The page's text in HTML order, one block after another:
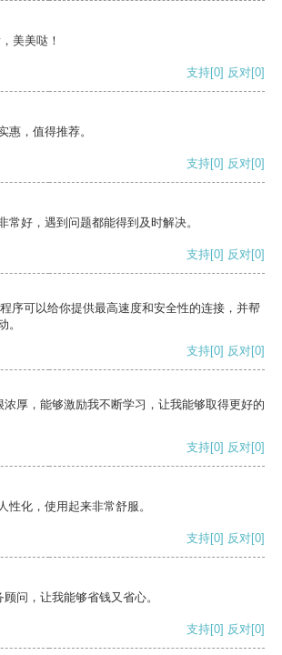
美美哒！
支持[0] 反对[0]
惠，值得推荐。
支持[0] 反对[0]
常好，遇到问题都能得到及时解决。
支持[0] 反对[0]
序可以给你提供最高速度和安全性的连接，并帮
。
支持[0] 反对[0]
浓厚，能够激励我不断学习，让我能够取得更好的
支持[0] 反对[0]
性化，使用起来非常舒服。
支持[0] 反对[0]
问，让我能够省钱又省心。
支持[0] 反对[0]